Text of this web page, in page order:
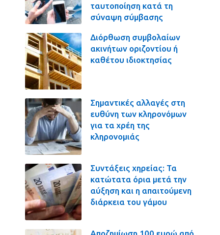
ταυτοποίηση κατά τη
σύναψη σύμβασης
Διόρθωση συμβολαίων
ακινήτων οριζοντίου ή
καθέτου ιδιοκτησίας
Σημαντικές αλλαγές στη
ευθύνη των κληρονόμων
για τα χρέη της
κληρονομιάς
Συντάξεις χηρείας: Τα
κατώτατα όρια μετά την
αύξηση και η απαιτούμενη
διάρκεια του γάμου